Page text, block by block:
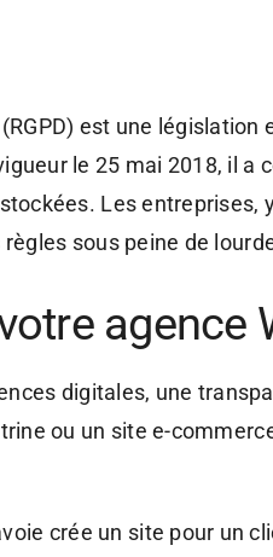
est une
le 25 mai 2018, il
Les entreprises,
sous peine de
agence
digitales, une
ou un site e-
crée un site pour un